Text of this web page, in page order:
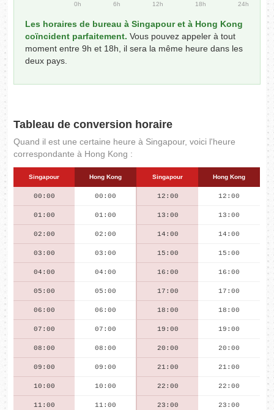
0h 6h 12h 18h 24h
Les horaires de bureau à Singapour et à Hong Kong
coïncident parfaitement. Vous pouvez appeler à tout
moment entre 9h et 18h, il sera la même heure dans les
deux pays.
Tableau de conversion horaire
Quand il est une certaine heure à Singapour, voici l'heure
correspondante à Hong Kong :
Singapour Hong Kong Singapour Hong Kong
00:00 00:00 12:00 12:00
01:00 01:00 13:00 13:00
02:00 02:00 14:00 14:00
03:00 03:00 15:00 15:00
04:00 04:00 16:00 16:00
05:00 05:00 17:00 17:00
06:00 06:00 18:00 18:00
07:00 07:00 19:00 19:00
08:00 08:00 20:00 20:00
09:00 09:00 21:00 21:00
10:00 10:00 22:00 22:00
11:00 11:00 23:00 23:00